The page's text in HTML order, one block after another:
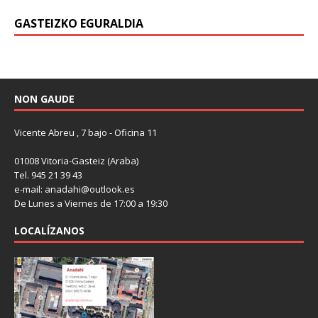
GASTEIZKO EGURALDIA
NON GAUDE
Vicente Abreu , 7 bajo - Oficina 11
01008 Vitoria-Gasteiz (Araba)
Tel. 945 21 39 43
e-mail: anadahi@outlook.es
De Lunes a Viernes de 17:00 a 19:30
LOCALÍZANOS